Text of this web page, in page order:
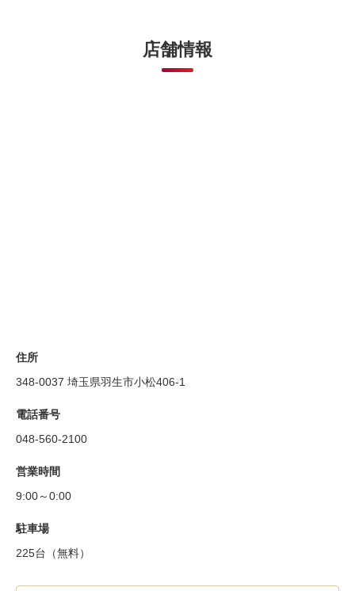
店舗情報
住所
348-0037 埼玉県羽生市小松406-1
電話番号
048-560-2100
営業時間
9:00～0:00
駐車場
225台（無料）